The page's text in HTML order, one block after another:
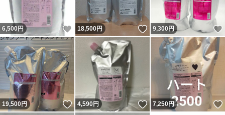
6,500円 いいね！
18,500円 いいね！
9,300 円
19,500円 いいね！
4,590円 いいね！
7,250円